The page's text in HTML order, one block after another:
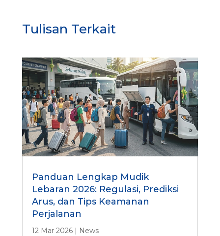
R
e
r
i
n
g
Tulisan Terkait
Panduan Lengkap Mudik
Lebaran 2026: Regulasi, Prediksi
Arus, dan Tips Keamanan
Perjalanan
12 Mar 2026| News